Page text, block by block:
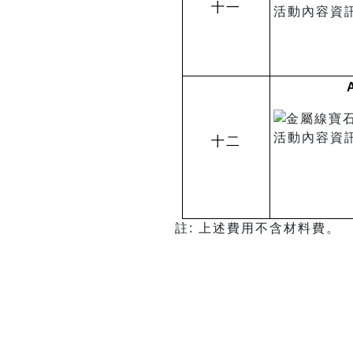
十一
十二
註: 上述費用不含材料費。